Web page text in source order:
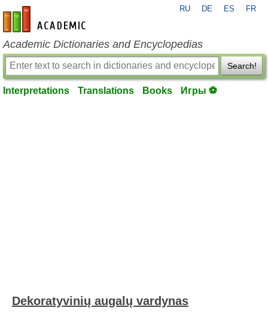
en-academic.com
RU DE ES FR
Academic Dictionaries and Encyclopedias
Search!
Interpretations Translations Books Игры ⚽
Dekoratyvinių augalų vardynas